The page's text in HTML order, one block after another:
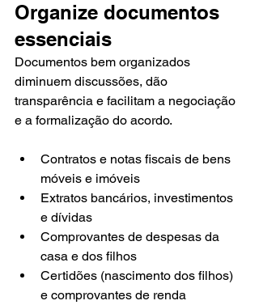
Organize documentos
essenciais
Documentos bem organizados
diminuem discussões, dão
transparência e facilitam a negociação
e a formalização do acordo.
Contratos e notas fiscais de bens
móveis e imóveis
Extratos bancários, investimentos
e dívidas
Comprovantes de despesas da
casa e dos filhos
Certidões (nascimento dos filhos)
e comprovantes de renda